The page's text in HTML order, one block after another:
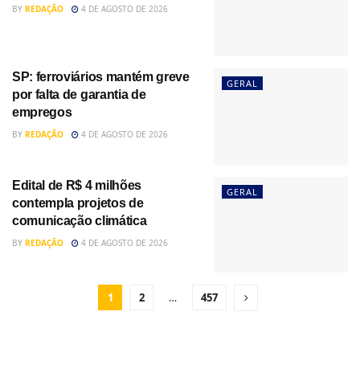
BY REDAÇÃO 4 DE AGOSTO DE 2026
GERAL
SP: ferroviários mantém greve
por falta de garantia de
empregos
BY REDAÇÃO 4 DE AGOSTO DE 2026
GERAL
Edital de R$ 4 milhões
contempla projetos de
comunicação climática
BY REDAÇÃO 4 DE AGOSTO DE 2026
1 2 … 457